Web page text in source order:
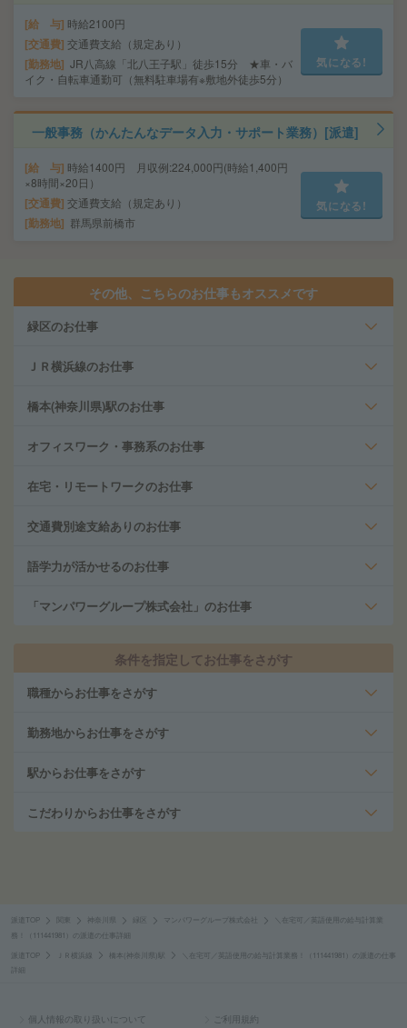
給 与 時給2100円
交通費 交通費支給（規定あり）
勤務地 JR八高線「北八王子駅」徒歩15分 ★車・バ
イク・自転車通勤可（無料駐車場有※敷地外徒歩5分）
気になる!
一般事務（かんたんなデータ入力・サポート業務）[派遣]
給 与 時給1400円 月収例:224,000円(時給1,400円
×8時間×20日）
交通費 交通費支給（規定あり）
勤務地 群馬県前橋市
気になる!
その他、こちらのお仕事もオススメです
緑区のお仕事
ＪＲ横浜線のお仕事
橋本(神奈川県)駅のお仕事
オフィスワーク・事務系のお仕事
在宅・リモートワークのお仕事
交通費別途支給ありのお仕事
語学力が活かせるのお仕事
「マンパワーグループ株式会社」のお仕事
条件を指定してお仕事をさがす
職種からお仕事をさがす
勤務地からお仕事をさがす
駅からお仕事をさがす
こだわりからお仕事をさがす
派遣TOP 神奈川県 緑区 マンパワーグループ株式会社
＼在宅可／英語使用の給与計算業
務！（111441981）の派遣の仕事詳細
派遣TOP ＪＲ横浜線 橋本(神奈川県)駅
＼在宅可／英語使用の給与計算業務！（111441981）の派遣の仕事
詳細
個人情報の取り扱いについて ご利用規約